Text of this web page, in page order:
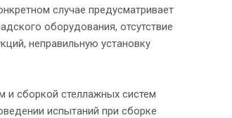
случае предусматривает
оборудования, отсутствие
неправильную установку
и сборкой стеллажных систем
испытаний при сборке